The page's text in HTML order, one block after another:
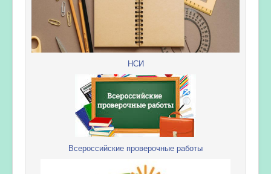
НСИ
Всероссийские проверочные работы